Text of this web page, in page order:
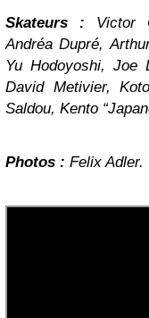
Skateurs : Victor
Andréa Dupré,
Yu Hodoyoshi, Joe
David Metivier,
Saldou, Kento
Photos : Felix Adler.